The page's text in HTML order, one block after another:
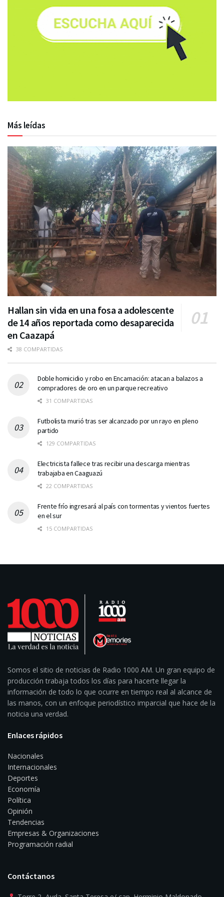
Más leídas
Hallan sin vida en una fosa a adolescente
de 14 años reportada como desaparecida
en Caazapá
38 COMPARTIDAS
Doble homicidio y robo en Encarnación: atacan a balazos a
compradores de oro en un parque recreativo
31 COMPARTIDAS
Futbolista murió tras ser alcanzado por un rayo en pleno
partido
129 COMPARTIDAS
Electricista fallece tras recibir una descarga mientras
trabajaba en Caaguazú
22 COMPARTIDAS
Frente frío ingresará al país con tormentas y vientos fuertes
en el sur
15 COMPARTIDAS
Somos el sitio de noticias de Radio 1000 AM. Un gran equipo de
producción trabaja todos los días para hacerte llegar la
información de todo lo que ocurre en tiempo real al alcance de
las manos, con un enfoque periodístico imparcial que hace de la
noticia una verdad.
Enlaces rápidos
Nacionales
Internacionales
Deportes
Economía
Política
Opinión
Tendencias
Empresas & Organizaciones
Programación radial
Contáctanos